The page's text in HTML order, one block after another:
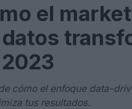
el
cómo el enfoque data-
tus resultados.